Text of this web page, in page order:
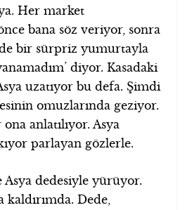
Her market
bana söz veriyor, sonra
bir sürpriz yumurtayla
diyor. Kasadaki
uzatıyor bu defa. Şimdi
omuzlarında geziyor.
ona anlatılıyor. Asya
parlayan gözlerle.
Asya dedesiyle yürüyor.
kaldırımda. Dede,